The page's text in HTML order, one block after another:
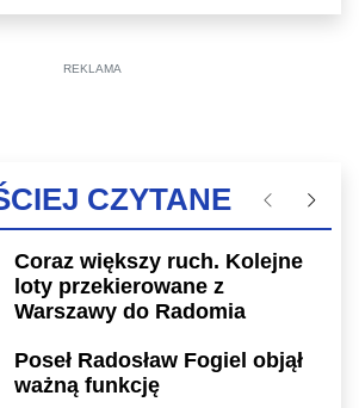
REKLAMA
CZYTANE Poprzednie
Coraz większy ruch. Kolejne
loty przekierowane z
Warszawy do Radomia
Poseł Radosław Fogiel objął
ważną funkcję